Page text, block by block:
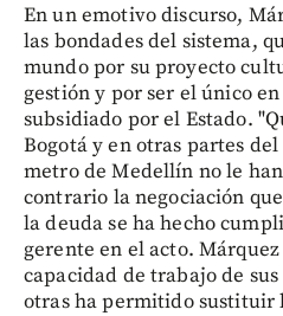
En un emotivo discurso,
las bondades del sistema,
mundo por su proyecto
gestión y por ser el único
subsidiado por el Estado.
Bogotá y en otras partes
metro de Medellín no le
contrario la negociación
la deuda se ha hecho
gerente en el acto.
capacidad de trabajo de
otras ha permitido sustituir